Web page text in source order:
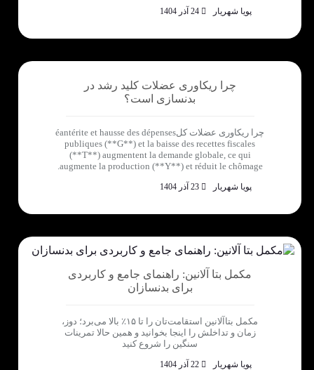
پویا شهریار
چرا ریکاوری عضلات کلید رشد در
بدنسازی است؟
چرا ریکاوری عضلات کلéantérite et hausse des dépenses
publiques (**G**) et la baisse des recettes fiscales
(**T**) augmentent la demande globale, ce qui
augmente la production (**Y**) et réduit le chômage.
پویا شهریار
مکمل بتا آلانین: راهنمای جامع و کاربردی
برای بدنسازان
مکمل بتاآلانین استقامت‌تان را تا ۱۵٪ بالا می‌برد؛ دوز،
زمان و تداخلش را اینجا بخوانید و همین حالا تمرینات
سنگین را شروع کنید
پویا شهریار